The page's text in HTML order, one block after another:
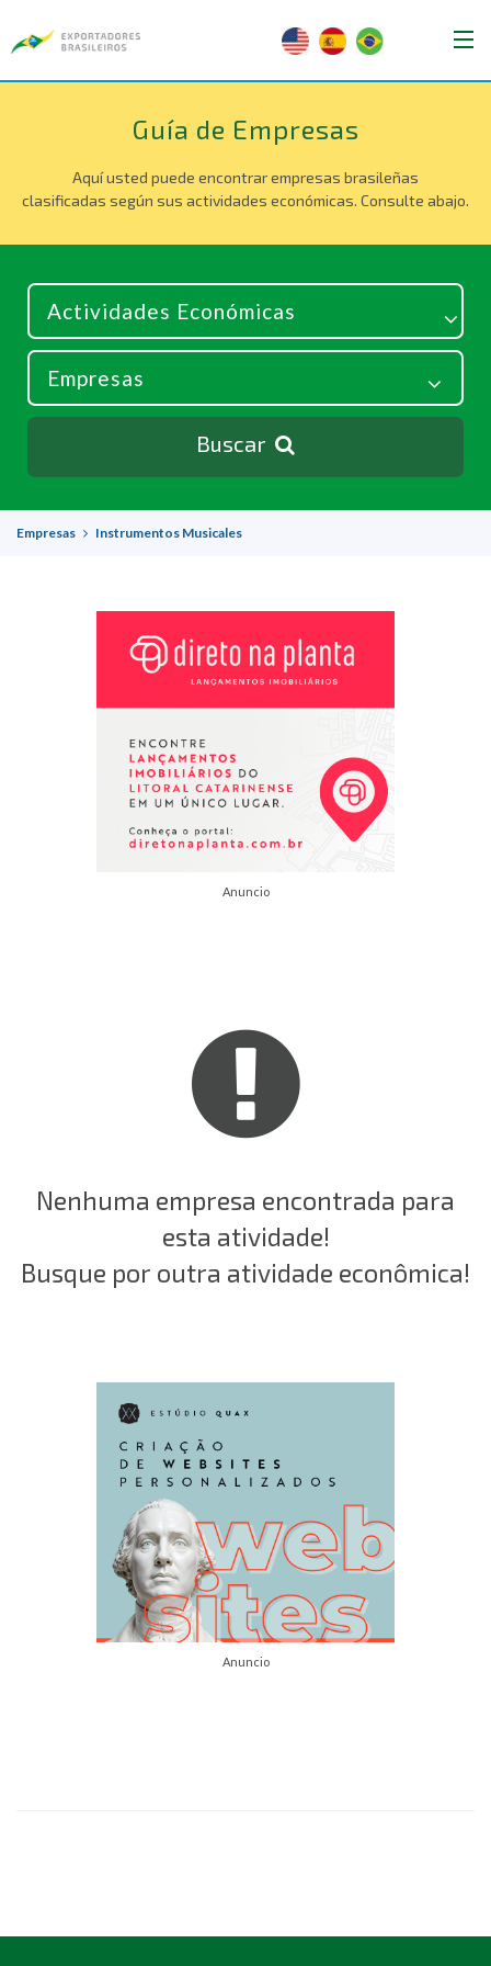
Guía de Empresas
Aquí usted puede encontrar empresas brasileñas
clasificadas según sus actividades económicas. Consulte abajo.
Buscar
Empresas Instrumentos Musicales
Anuncio
Nenhuma empresa encontrada para
esta atividade!
Busque por outra atividade econômica!
Anuncio